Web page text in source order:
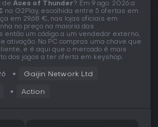
de Aces of Thunder? Em 9 ago. 2026 a
na G2Play, escolhida entre 5 ofertas em
em 29,68 €, nas lojas oficiais em
no preço na maioria das
então um código a um vendedor externo,
ativação. No PC compras uma chave que
e é aqui que o mercado é mais
dos jogos a ter oferta em keyshop.
Gaijin Network Ltd
Action